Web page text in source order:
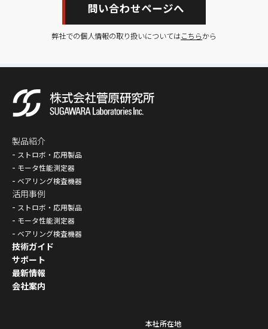
問い合わせページへ
弊社での個人情報の取り扱いについてはこちらから
製品紹介
ストロボ・応用製品
モータ性能測定器
ベアリング検査機器
活用事例
ストロボ・応用製品
モータ性能測定器
ベアリング検査機器
技術ガイド
サポート
最新情報
会社案内
本社所在地